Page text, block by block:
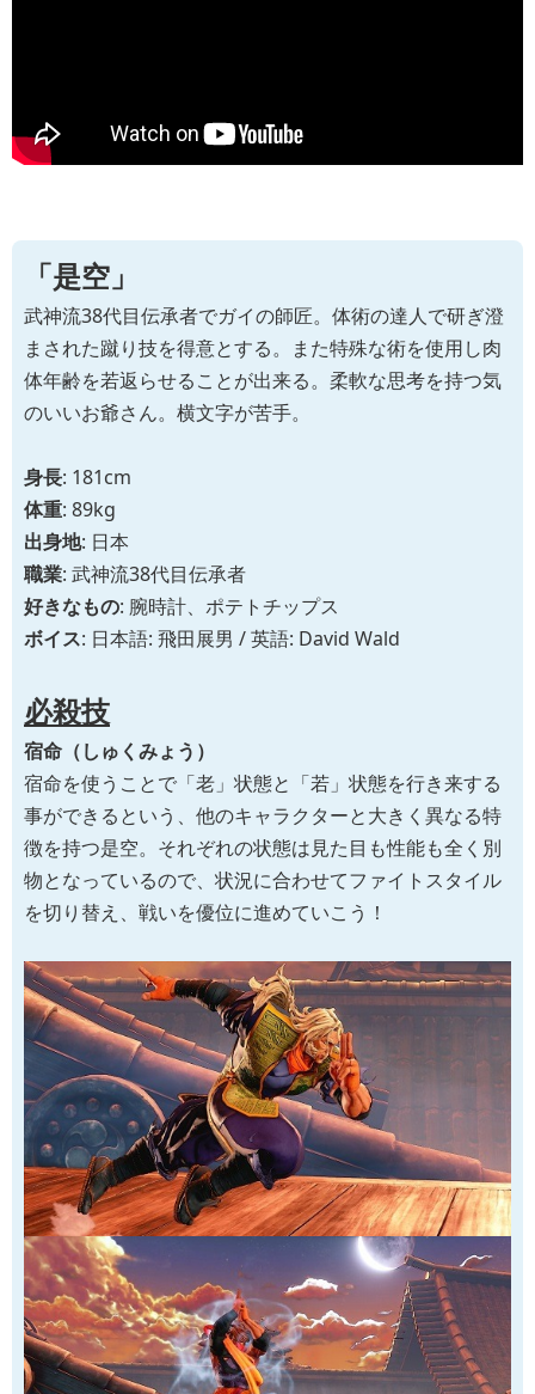
「是空」
武神流38代目伝承者でガイの師匠。体術の達人で研ぎ澄
まされた蹴り技を得意とする。また特殊な術を使用し肉
体年齢を若返らせることが出来る。柔軟な思考を持つ気
のいいお爺さん。横文字が苦手。
身長: 181cm
体重: 89kg
出身地: 日本
職業: 武神流38代目伝承者
好きなもの: 腕時計、ポテトチップス
ボイス: 日本語: 飛田展男 / 英語: David Wald
必殺技
宿命（しゅくみょう）
宿命を使うことで「老」状態と「若」状態を行き来する
事ができるという、他のキャラクターと大きく異なる特
徴を持つ是空。それぞれの状態は見た目も性能も全く別
物となっているので、状況に合わせてファイトスタイル
を切り替え、戦いを優位に進めていこう！